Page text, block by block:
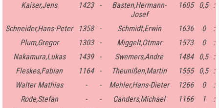
Kaiser,Jens 1423 -
Basten,Hermann-
Josef
1605 0,5 :
Schneider,Hans-Peter 1358 - Schmidt,Erwin 1636 0
:
Plum,Gregor
1303 - Miggelt,Otmar 1573 0
:
Nakamura,Lukas
1439 - Swemers,Andre 1484 0,5 :
Fleskes,Fabian
1164 - Theunißen,Martin 1555 0,5 :
Walter Mathias
- - Mehler,Hans-Dieter 1266 0
:
Rode,Stefan
- - Canders,Michael 1166 1
: